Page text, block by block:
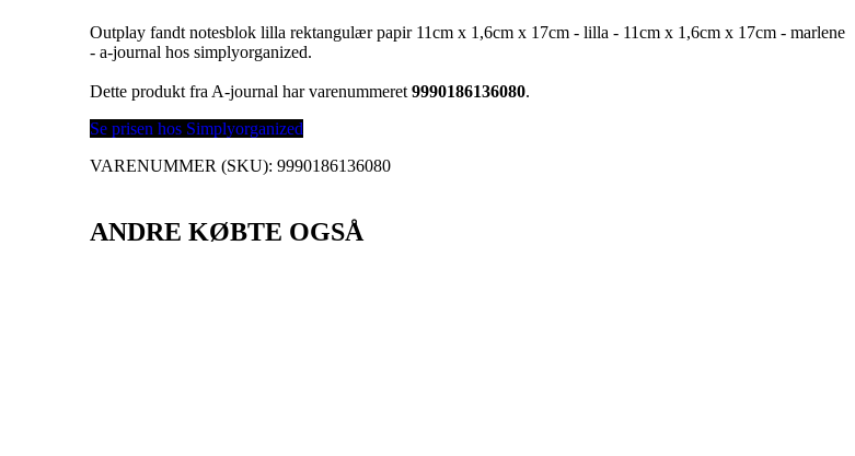
Outplay fandt notesblok lilla rektangulær papir 11cm x 1,6cm x 17cm - lilla - 11cm x 1,6cm x 17cm - marlene
- a-journal hos simplyorganized.
Dette produkt fra A-journal har varenummeret9990186136080.
Se prisen hos Simplyorganized
VARENUMMER (SKU):9990186136080
ANDRE KØBTE OGSÅ